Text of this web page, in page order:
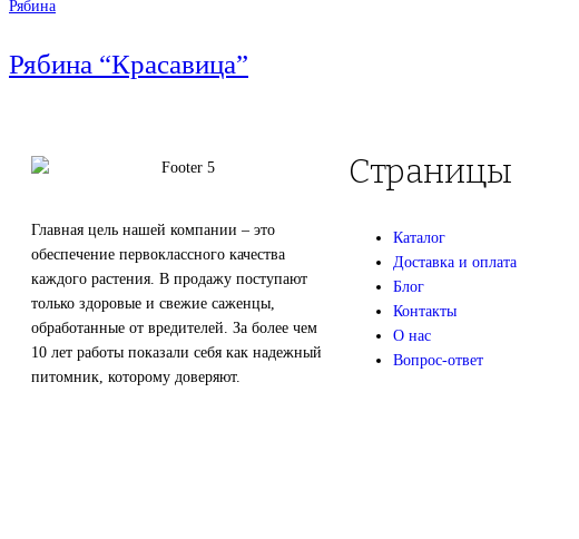
Рябина
Рябина “Красавица”
Главная цель нашей компании – это
обеспечение первоклассного качества
каждого растения. В продажу поступают
только здоровые и свежие саженцы,
обработанные от вредителей. За более чем
10 лет работы показали себя как надежный
питомник, которому доверяют.
Страницы
Каталог
Доставка и оплата
Блог
Контакты
О нас
Вопрос-ответ